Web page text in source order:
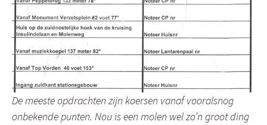
De meeste opdrachten zijn koersen vanaf vooralsnog
onbekende punten. Nou is een molen wel zo’n groot ding